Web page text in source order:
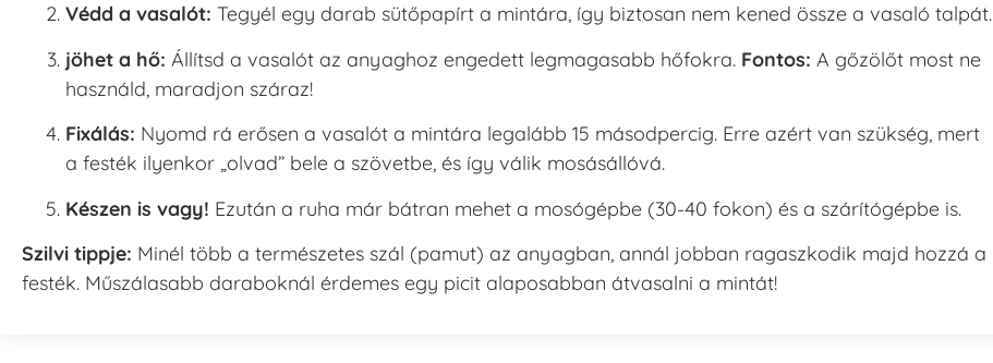
Védd a vasalót: Tegyél egy darab sütőpapírt a mintára, így biztosan nem kened össze a vasaló talpát.
jöhet a hő: Állítsd a vasalót az anyaghoz engedett legmagasabb hőfokra. Fontos: A gőzölőt most ne
használd, maradjon száraz!
Fixálás: Nyomd rá erősen a vasalót a mintára legalább 15 másodpercig. Erre azért van szükség, mert
a festék ilyenkor „olvad” bele a szövetbe, és így válik mosásállóvá.
Készen is vagy! Ezután a ruha már bátran mehet a mosógépbe (30-40 fokon) és a szárítógépbe is.
Szilvi tippje: Minél több a természetes szál (pamut) az anyagban, annál jobban ragaszkodik majd hozzá a
festék. Műszálasabb daraboknál érdemes egy picit alaposabban átvasalni a mintát!